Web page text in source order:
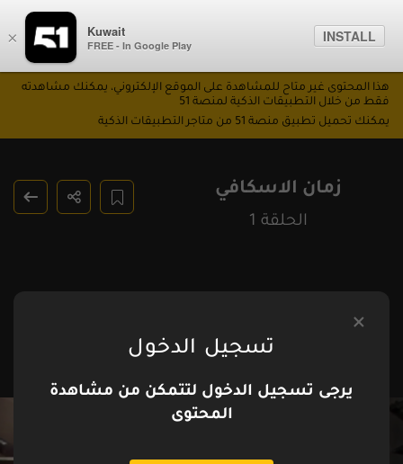
× Kuwait
FREE - In Google Play
INSTALL
زمان الاسكافي
الحلقة 1
هذا المحتوى غير متاح للمشاهدة على الموقع الإلكتروني، يمكنك مشاهدته
فقط من خلال التطبيقات الذكية لمنصة 51
يمكنك تحميل تطبيق منصة 51 من متاجر التطبيقات الذكية
تسجيل الدخول
يرجى تسجيل الدخول لتتمكن من مشاهدة
المحتوى